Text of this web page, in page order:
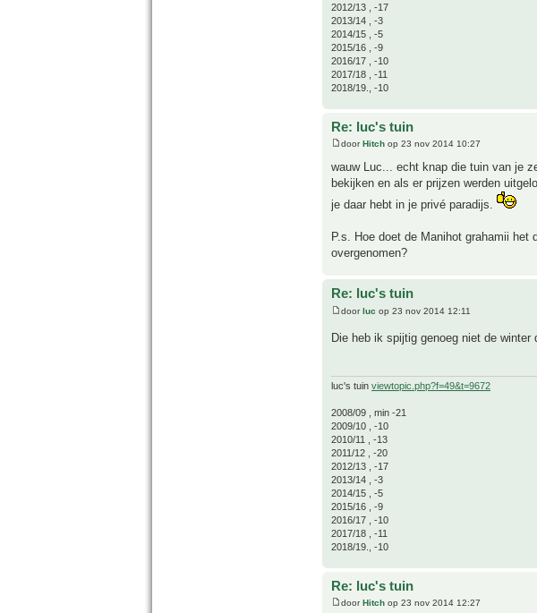
2012/13 , -17
2013/14 , -3
2014/15 , -5
2015/16 , -9
2016/17 , -10
2017/18 , -11
2018/19., -10
Re: luc's tuin
door Hitch op 23 nov 2014 10:27
wauw Luc... echt knap die tuin van je
bekijken en als er prijzen werden
je daar hebt in je privé paradijs.
P.s. Hoe doet de Manihot grahamii
overgenomen?
Re: luc's tuin
doorluc op 23 nov 2014 12:11
Die heb ik spijtig genoeg niet de winter
luc's tuin viewtopic.php?f=49&t=9672
2008/09 , min -21
2009/10 , -10
2010/11 , -13
2011/12 , -20
2012/13 , -17
2013/14 , -3
2014/15 , -5
2015/16 , -9
2016/17 , -10
2017/18 , -11
2018/19., -10
Re: luc's tuin
doorHitch op 23 nov 2014 12:27